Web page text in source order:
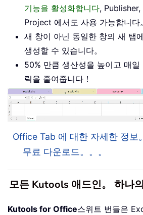
기능을 활성화합니다,
Project 에서도 사용 가능합니다。
새 창이 아닌 동일한 창의 새 탭
생성할 수 있습니다。
50% 만큼 생산성을 높이고 매
릭을 줄여줍니다！
Office Tab 에 대한 자세한 정보
무료 다운로드。。。
모든 Kutools 애드인。 하나
Kutools for Office스위트 번들은